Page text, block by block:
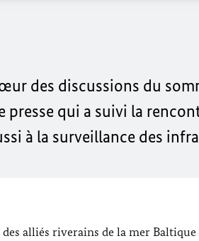
des discussions du
presse qui a suivi la
à la surveillance des
alliés riverains de la mer